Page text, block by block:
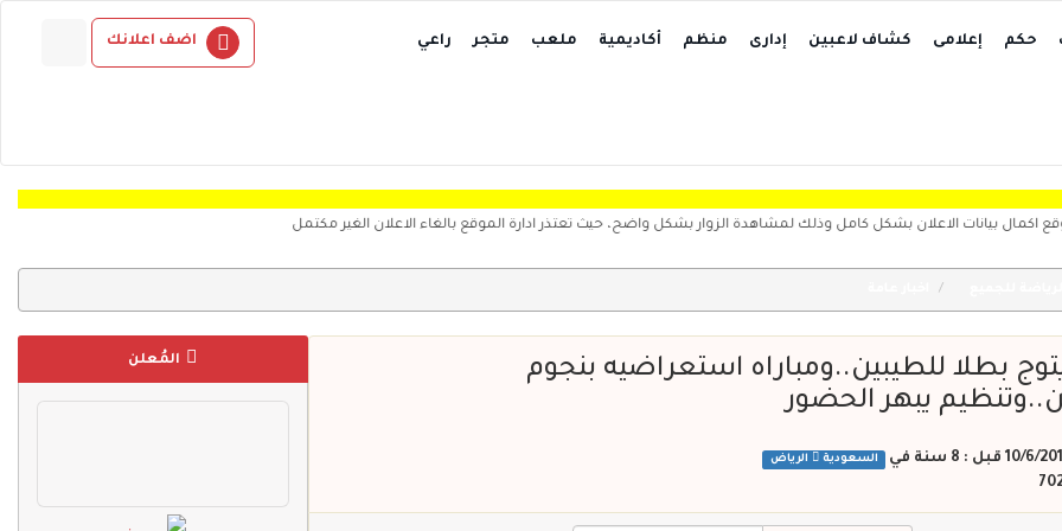
حكم إعلامى كشاف لاعبين إدارى منظم أكاديمية ملعب متجر راعي اضف اعلانك
بشكل كامل وذلك لمشاهدة الزوار بشكل واضح، حيث تعتذر ادارة الموقع بالغاء الاعلان الغير مكتمل
يتوج بطلا للطيبين..ومباراه استعراضيه بنجوم
يبهر الحضور
2018 قبل : 8 سنة في السعودية الرياض
المُعلن